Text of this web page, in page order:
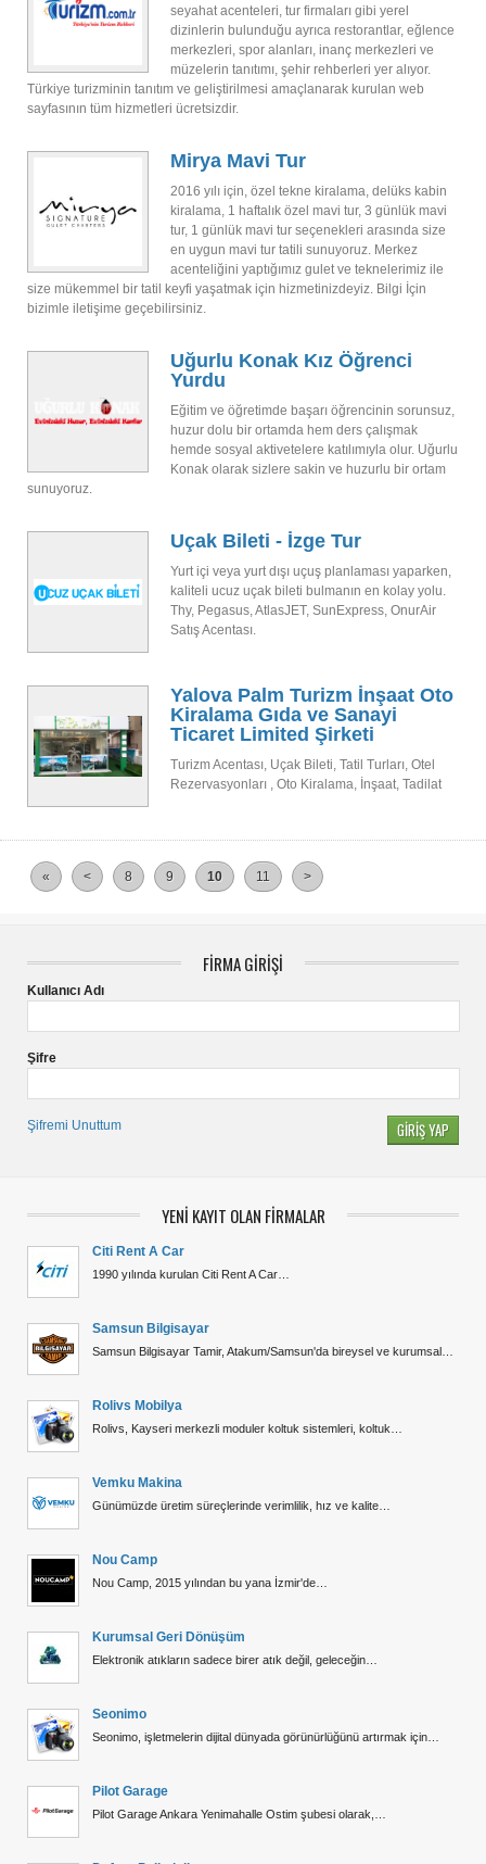
seyahat acenteleri, tur firmaları gibi yerel
dizinlerin bulunduğu ayrıca restorantlar, eğlence
merkezleri, spor alanları, inanç merkezleri ve
müzelerin tanıtımı, şehir rehberleri yer alıyor.
Türkiye turizminin tanıtım ve geliştirilmesi amaçlanarak kurulan web
sayfasının tüm hizmetleri ücretsizdir.
Mirya Mavi Tur
2016 yılı için, özel tekne kiralama, delüks kabin
kiralama, 1 haftalık özel mavi tur, 3 günlük mavi
tur, 1 günlük mavi tur seçenekleri arasında size
en uygun mavi tur tatili sunuyoruz. Merkez
acenteliğini yaptığımız gulet ve teknelerimiz ile
size mükemmel bir tatil keyfi yaşatmak için hizmetinizdeyiz. Bilgi İçin
bizimle iletişime geçebilirsiniz.
Uğurlu Konak Kız Öğrenci
Yurdu
Eğitim ve öğretimde başarı öğrencinin sorunsuz,
huzur dolu bir ortamda hem ders çalışmak
hemde sosyal aktivetelere katılımıyla olur. Uğurlu
Konak olarak sizlere sakin ve huzurlu bir ortam
sunuyoruz.
Uçak Bileti - İzge Tur
Yurt içi veya yurt dışı uçuş planlaması yaparken,
kaliteli ucuz uçak bileti bulmanın en kolay yolu.
Thy, Pegasus, AtlasJET, SunExpress, OnurAir
Satış Acentası.
Yalova Palm Turizm İnşaat Oto
Kiralama Gıda ve Sanayi
Ticaret Limited Şirketi
Turizm Acentası, Uçak Bileti, Tatil Turları, Otel
Rezervasyonları , Oto Kiralama, İnşaat, Tadilat
« < 8 9 10 11 >
FİRMA GİRİŞİ
Kullanıcı Adı
Şifre
Şifremi Unuttum
YENİ KAYIT OLAN FİRMALAR
Citi Rent A Car
1990 yılında kurulan Citi Rent A Car…
Samsun Bilgisayar
Samsun Bilgisayar Tamir, Atakum/Samsun'da bireysel ve kurumsal…
Rolivs Mobilya
Rolivs, Kayseri merkezli moduler koltuk sistemleri, koltuk…
Vemku Makina
Günümüzde üretim süreçlerinde verimlilik, hız ve kalite…
Nou Camp
Nou Camp, 2015 yılından bu yana İzmir'de…
Kurumsal Geri Dönüşüm
Elektronik atıkların sadece birer atık değil, geleceğin…
Seonimo
Seonimo, işletmelerin dijital dünyada görünürlüğünü artırmak için…
Pilot Garage
Pilot Garage Ankara Yenimahalle Ostim şubesi olarak,…